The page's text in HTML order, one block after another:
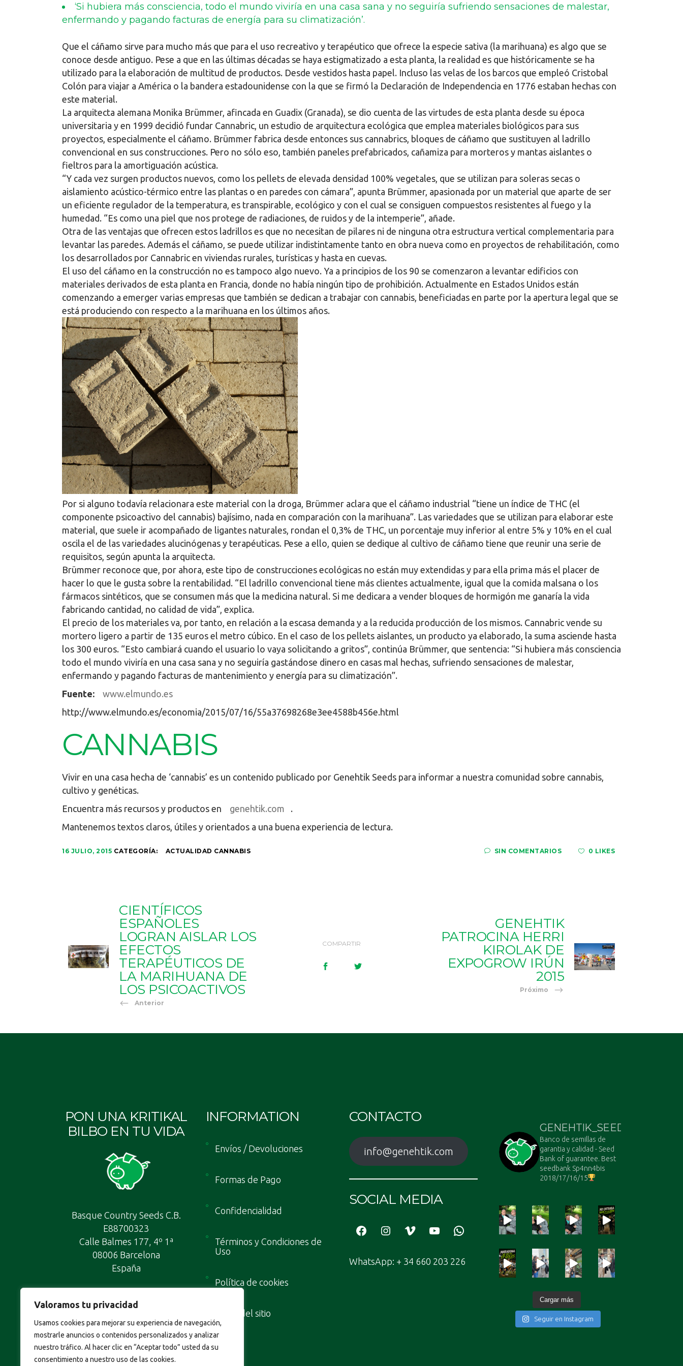
Valoramos tu privacidad
Usamos cookies para mejorar su experiencia de navegación,
mostrarle anuncios o contenidos personalizados y analizar
nuestro tráfico. Al hacer clic en “Aceptar todo” usted da su
consentimiento a nuestro uso de las cookies.
‘Si hubiera más consciencia, todo el mundo viviría en una casa sana y no seguiría sufriendo sensaciones de malestar,
enfermando y pagando facturas de energía para su climatización’.
Que el cáñamo sirve para mucho más que para el uso recreativo y terapéutico que ofrece la especie sativa (la marihuana) es algo que se
conoce desde antiguo. Pese a que en las últimas décadas se haya estigmatizado a esta planta, la realidad es que históricamente se ha
utilizado para la elaboración de multitud de productos. Desde vestidos hasta papel. Incluso las velas de los barcos que empleó Cristobal
Colón para viajar a América o la bandera estadounidense con la que se firmó la Declaración de Independencia en 1776 estaban hechas con
este material.
La arquitecta alemana Monika Brümmer, afincada en Guadix (Granada), se dio cuenta de las virtudes de esta planta desde su época
universitaria y en 1999 decidió fundar Cannabric, un estudio de arquitectura ecológica que emplea materiales biológicos para sus
proyectos, especialmente el cáñamo. Brümmer fabrica desde entonces sus cannabrics, bloques de cáñamo que sustituyen al ladrillo
convencional en sus construcciones. Pero no sólo eso, también paneles prefabricados, cañamiza para morteros y mantas aislantes o
fieltros para la amortiguación acústica.
“Y cada vez surgen productos nuevos, como los pellets de elevada densidad 100% vegetales, que se utilizan para soleras secas o
aislamiento acústico-térmico entre las plantas o en paredes con cámara”, apunta Brümmer, apasionada por un material que aparte de ser
un eficiente regulador de la temperatura, es transpirable, ecológico y con el cual se consiguen compuestos resistentes al fuego y la
humedad. “Es como una piel que nos protege de radiaciones, de ruidos y de la intemperie”, añade.
Otra de las ventajas que ofrecen estos ladrillos es que no necesitan de pilares ni de ninguna otra estructura vertical complementaria para
levantar las paredes. Además el cáñamo, se puede utilizar indistintamente tanto en obra nueva como en proyectos de rehabilitación, como
los desarrollados por Cannabric en viviendas rurales, turísticas y hasta en cuevas.
El uso del cáñamo en la construcción no es tampoco algo nuevo. Ya a principios de los 90 se comenzaron a levantar edificios con
materiales derivados de esta planta en Francia, donde no había ningún tipo de prohibición. Actualmente en Estados Unidos están
comenzando a emerger varias empresas que también se dedican a trabajar con cannabis, beneficiadas en parte por la apertura legal que se
está produciendo con respecto a la marihuana en los últimos años.
Por si alguno todavía relacionara este material con la droga, Brümmer aclara que el cáñamo industrial “tiene un índice de THC (el
componente psicoactivo del cannabis) bajísimo, nada en comparación con la marihuana”. Las variedades que se utilizan para elaborar este
material, que suele ir acompañado de ligantes naturales, rondan el 0,3% de THC, un porcentaje muy inferior al entre 5% y 10% en el cual
oscila el de las variedades alucinógenas y terapéuticas. Pese a ello, quien se dedique al cultivo de cáñamo tiene que reunir una serie de
requisitos, según apunta la arquitecta.
Brümmer reconoce que, por ahora, este tipo de construcciones ecológicas no están muy extendidas y para ella prima más el placer de
hacer lo que le gusta sobre la rentabilidad. “El ladrillo convencional tiene más clientes actualmente, igual que la comida malsana o los
fármacos sintéticos, que se consumen más que la medicina natural. Si me dedicara a vender bloques de hormigón me ganaría la vida
fabricando cantidad, no calidad de vida”, explica.
El precio de los materiales va, por tanto, en relación a la escasa demanda y a la reducida producción de los mismos. Cannabric vende su
mortero ligero a partir de 135 euros el metro cúbico. En el caso de los pellets aislantes, un producto ya elaborado, la suma asciende hasta
los 300 euros. “Esto cambiará cuando el usuario lo vaya solicitando a gritos”, continúa Brümmer, que sentencia: “Si hubiera más consciencia
todo el mundo viviría en una casa sana y no seguiría gastándose dinero en casas mal hechas, sufriendo sensaciones de malestar,
enfermando y pagando facturas de mantenimiento y energía para su climatización”.
Fuente:
www.elmundo.es
http://www.elmundo.es/economia/2015/07/16/55a37698268e3ee4588b456e.html
CANNABIS
Vivir en una casa hecha de ‘cannabis’ es un contenido publicado por Genehtik Seeds para informar a nuestra comunidad sobre cannabis,
cultivo y genéticas.
Encuentra más recursos y productos en
genehtik.com
.
Mantenemos textos claros, útiles y orientados a una buena experiencia de lectura.
16 JULIO, 2015 CATEGORÍA: ACTUALIDAD CANNABIS SIN COMENTARIOS 0 LIKES
CIENTÍFICOS
ESPAÑOLES
LOGRAN AISLAR LOS
EFECTOS
TERAPÉUTICOS DE
LA MARIHUANA DE
LOS PSICOACTIVOS
Anterior
COMPARTIR
GENEHTIK
PATROCINA HERRI
KIROLAK DE
EXPOGROW IRÚN
2015
Próximo
PON UNA KRITIKAL
BILBO EN TU VIDA
Basque Country Seeds C.B.
E88700323
Calle Balmes 177, 4º 1ª
08006 Barcelona
España
INFORMATION
Envíos / Devoluciones
Formas de Pago
Confidencialidad
Términos y Condiciones de
Uso
Política de cookies
Mapa del sitio
CONTACTO
info@genehtik.com
SOCIAL MEDIA
FacebookInstagram
VimeoYouTubeWhatsApp
WhatsApp: + 34 660 203 226
GENEHTIK_SEEDS
Banco de semillas de
garantia y calidad - Seed
Bank of guarantee. Best
seedbank Sp4nn4bis
2018/17/16/15
Cargar más
Seguir en Instagram